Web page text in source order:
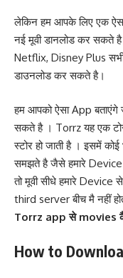
लेकिन हम आपके लिए एक
नई मूवी डानलोड कर सकते
Netflix, Disney Plus सभी
डाउनलोड कर सकते है।
हम आपको ऐसा App बताएंगे
सकते है । Torrz यह एक
स्टोर हो जाती है । इसमें
समझते है जैसे हमारे
तो मूवी सीधे हमारे
third server बीच मै नहीं
Torrz app से movies
How to